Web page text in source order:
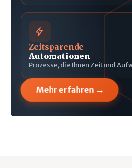
Zeitsparende
Automationen
Prozesse, die Ihnen Zeit und
Mehr erfahren →